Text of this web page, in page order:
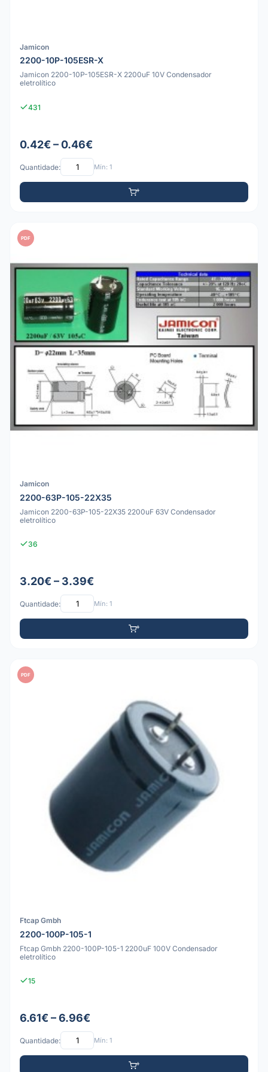
Jamicon
2200-10P-105ESR-X
Jamicon 2200-10P-105ESR-X 2200uF 10V Condensador
eletrolítico
431
0.42€ – 0.46€
Quantidade: Mín: 1
PDF
Jamicon
2200-63P-105-22X35
Jamicon 2200-63P-105-22X35 2200uF 63V Condensador
eletrolítico
36
3.20€ – 3.39€
Quantidade: Mín: 1
PDF
Ftcap Gmbh
2200-100P-105-1
Ftcap Gmbh 2200-100P-105-1 2200uF 100V Condensador
eletrolítico
15
6.61€ – 6.96€
Quantidade: Mín: 1